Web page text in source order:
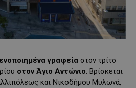
γραφεία στον τρίτο
στον Άγιο Αντώνιο. Βρίσκεται
και Νικοδήμου Μυλωνά,